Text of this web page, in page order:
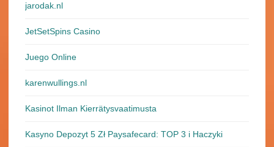
jarodak.nl
JetSetSpins Casino
Juego Online
karenwullings.nl
Kasinot Ilman Kierrätysvaatimusta
Kasyno Depozyt 5 Zł Paysafecard: TOP 3 i Haczyki